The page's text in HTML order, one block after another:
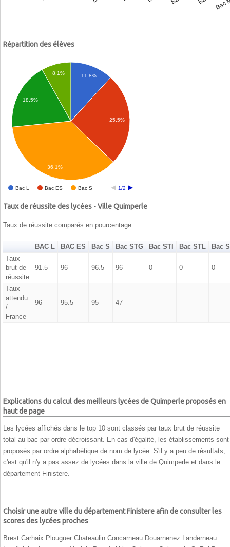
Répartition des élèves
Bac L Bac ES Bac S 1/2
11.8%
25.5%
8.1%
18.5%
36.1%
Taux de réussite des lycées - Ville Quimperle
Taux de réussite comparés en pourcentage
BAC L BAC ES Bac S Bac STG Bac STI Bac STL
Bac
Taux
brut de
réussite
91.5 96 96.5 96 0 0 0
Taux
attendu
/
France
96 95.5 95 47
Explications du calcul des meilleurs lycées de Quimperle proposés en
haut de page
Les lycées affichés dans le top 10 sont classés par taux brut de réussite
total au bac par ordre décroissant. En cas d'égalité, les établissements sont
proposés par ordre alphabétique de nom de lycée. S'il y a peu de résultats,
c'est qu'il n'y a pas assez de lycées dans la ville de Quimperle et dans le
département Finistere.
Choisir une autre ville du département Finistere afin de consulter les
scores des lycées proches
Brest Carhaix Plouguer Chateaulin Concarneau Douarnenez
Landerneau